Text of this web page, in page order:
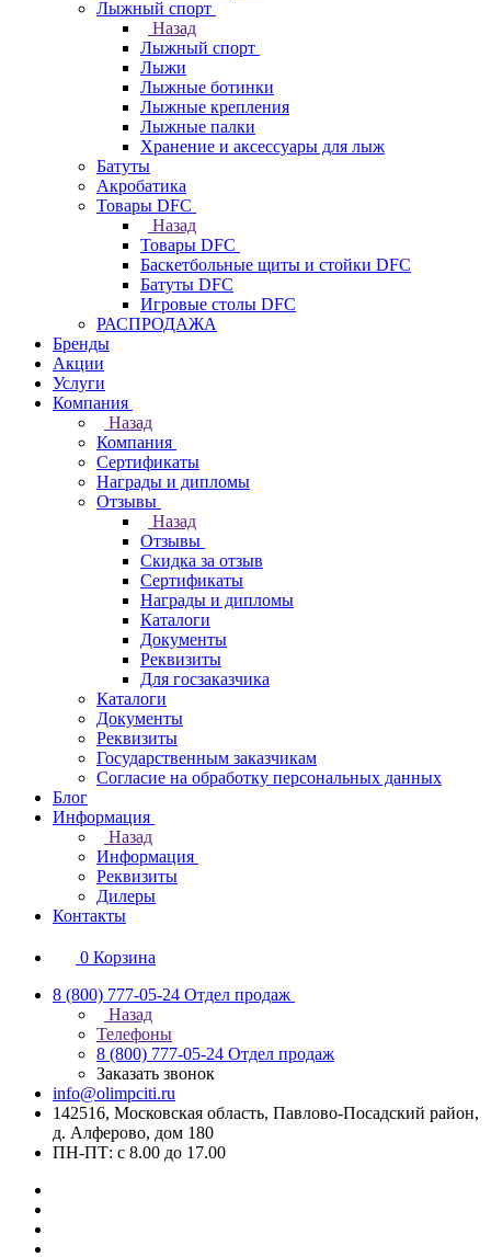
Лыжный спорт
Назад
Лыжный спорт
Лыжи
Лыжные ботинки
Лыжные крепления
Лыжные палки
Хранение и аксессуары для лыж
Батуты
Акробатика
Товары DFC
Назад
Товары DFC
Баскетбольные щиты и стойки DFC
Батуты DFC
Игровые столы DFC
РАСПРОДАЖА
Бренды
Акции
Услуги
Компания
Назад
Компания
Сертификаты
Награды и дипломы
Отзывы
Назад
Отзывы
Скидка за отзыв
Сертификаты
Награды и дипломы
Каталоги
Документы
Реквизиты
Для госзаказчика
Каталоги
Документы
Реквизиты
Государственным заказчикам
Согласие на обработку персональных данных
Блог
Информация
Назад
Информация
Реквизиты
Дилеры
Контакты
0 Корзина
8 (800) 777-05-24 Отдел продаж
Назад
Телефоны
8 (800) 777-05-24 Отдел продаж
Заказать звонок
info@olimpciti.ru
142516, Московская область, Павлово-Посадский район,
д. Алферово, дом 180
ПН-ПТ: с 8.00 до 17.00